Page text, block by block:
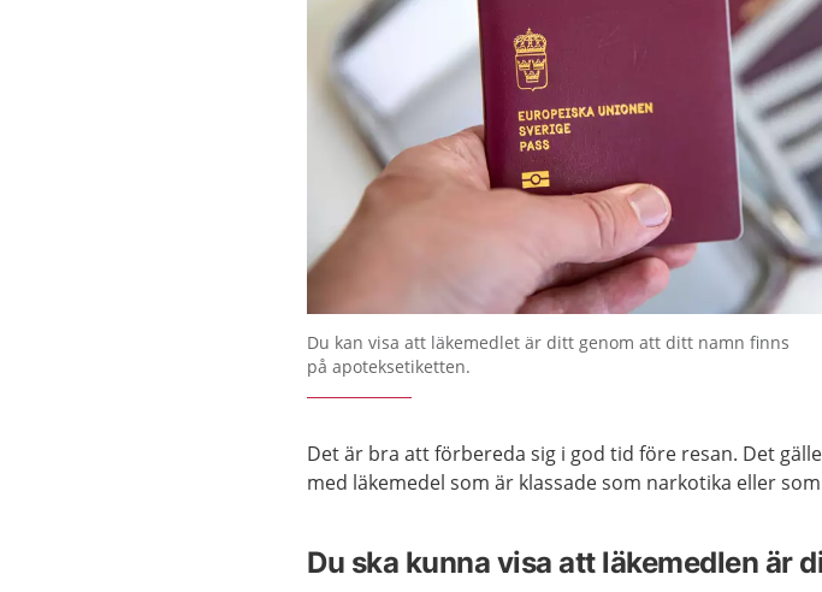
Du kan visa att läkemedlet är ditt genom att ditt namn finns
på apoteksetiketten.
Det är bra att förbereda sig i god tid före resan. Det
med läkemedel som är klassade som narkotika eller
Du ska kunna visa att läkemedlen är